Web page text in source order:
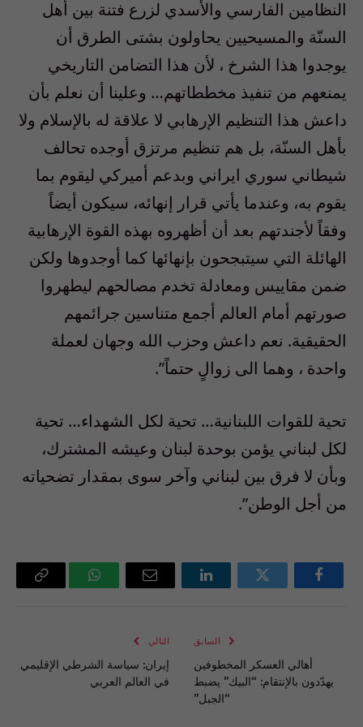
النظامين الفارسي والأسدي لزرع فتنة بين أهل
السنّة والمسيحيين يحاولون بشتى الطرق أن
يوجدوا هذا الشرخ ، لأن هذا التضامن التاريخي
يمنعهم من تنفيذ مخططاتهم… وعلينا أن نعلم بأن
داعش هذا التنظيم الإرهابي لا علاقة له بالإسلام ولا
بأهل السنّة، بل هم تنظيم مرتزق أوجده تحالف
شيطاني سوري ايراني وبدعم أميركي ليقوم بما
يقوم به، وعندما يأتي قرار إنهائه، سيكون أيضاً
وفقاً لأجندتهم بعد أن أظهروه بهذه القوة الإرهابية
الهائلة التي سيتبجحون بإنهائها كما أوجدوها ولكن
ضمن مقاييس ومعادلة تخدم مصالحهم ليطهروا
صورتهم أمام العالم أجمع متناسين جرائمهم
الحقيقية. نعم داعش وحزب الله وجهان لعملة
واحدة ، وهما الى زوالٍ حتماً”.
تحية للقوات اللبنانية… تحية لكل الشهداء… تحية
لكل لبناني يؤمن بوحدة لبنان وعيشه المشترك،
وبأن لا فرق بين لبناني وآخر سوى بمقدار تضحياته
من أجل الوطن”.
فيسبوك تويتر لينكدإن
البريد
واتساب Copy
السابق
أهالي العسكر المخطوفين
يهدّدون بالإنتقام: “البيك” يضبط
“الجبل”
التالي
إيران: سياسة الشرطي الإقليمي
في العالم العربي